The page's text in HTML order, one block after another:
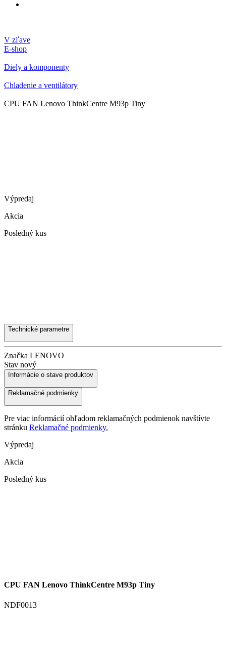
V zľave
E-shop
Diely a komponenty
Chladenie a ventilátory
CPU FAN Lenovo ThinkCentre M93p Tiny
Výpredaj
Akcia
Posledný kus
Technické parametre
Značka LENOVO
Stav nový
Informácie o stave produktov
Reklamačné podmienky
Pre viac informácií ohľadom reklamačných podmienok navštívte
stránku Reklamačné podmienky.
Výpredaj
Akcia
Posledný kus
CPU FAN Lenovo ThinkCentre M93p Tiny
NDF0013